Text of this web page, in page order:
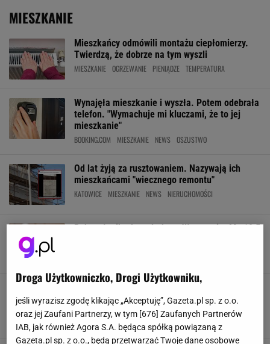
MIESZKANIE
Mieszkańcy odmówili montażu ciepłomierzy.
Twierdzą, że dobrze na tym wyszli
MIESZKANIE OGRZEWANIE PIENIĄDZE TEMPERATURA
Wynajęła mieszkanie i wyszła. Potem odebrała
telefon. "Wymachuje mi kluczami, że to jej
mieszkanie"
BOOKING.COM MIESZKANIE NEWS OSZUSTWO
Od lat żyją za rusztowaniem. Nazywają ich
mieszkańcami "wiecznego remontu"
KATOWICE MIESZKANIE NEWS NIERUCHOMOŚCI
Pokazał mikrokawalerkę w Warszawie. Ma 10,5
Ile trzeba zarabiać, żeby dostać kredyt na
mieszkanie? Single mają nikłe szanse
KREDYT MIESZKANIOWY MIESZKANIE
NIERUCHOMOŚCI
PIENIĄDZE
Droga Użytkowniczko, Drogi Użytkowniku,
jeśli wyrazisz zgodę klikając „Akceptuję”, Gazeta.pl sp. z o.o.
oraz jej Zaufani Partnerzy, w tym [676] Zaufanych Partnerów
IAB, jak również Agora S.A. będąca spółką powiązaną z
Gazeta.pl sp. z o.o., będą przetwarzać Twoje dane osobowe